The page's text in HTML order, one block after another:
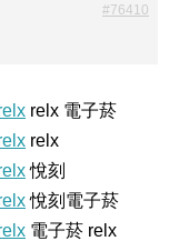
#76410
relx 電子菸
relx
悅刻
悅刻電子菸
電子菸 relx